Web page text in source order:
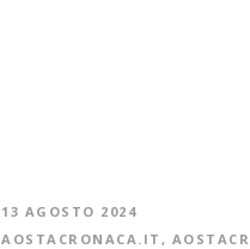
13 AGOSTO 2024
AOSTACRONACA.IT ,